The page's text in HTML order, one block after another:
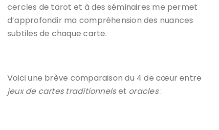
cercles de tarot et à des séminaires me permet
d’approfondir ma compréhension des nuances
subtiles de chaque carte.
Voici une brève comparaison du 4 de cœur entre
jeux de cartes traditionnelset oracles: